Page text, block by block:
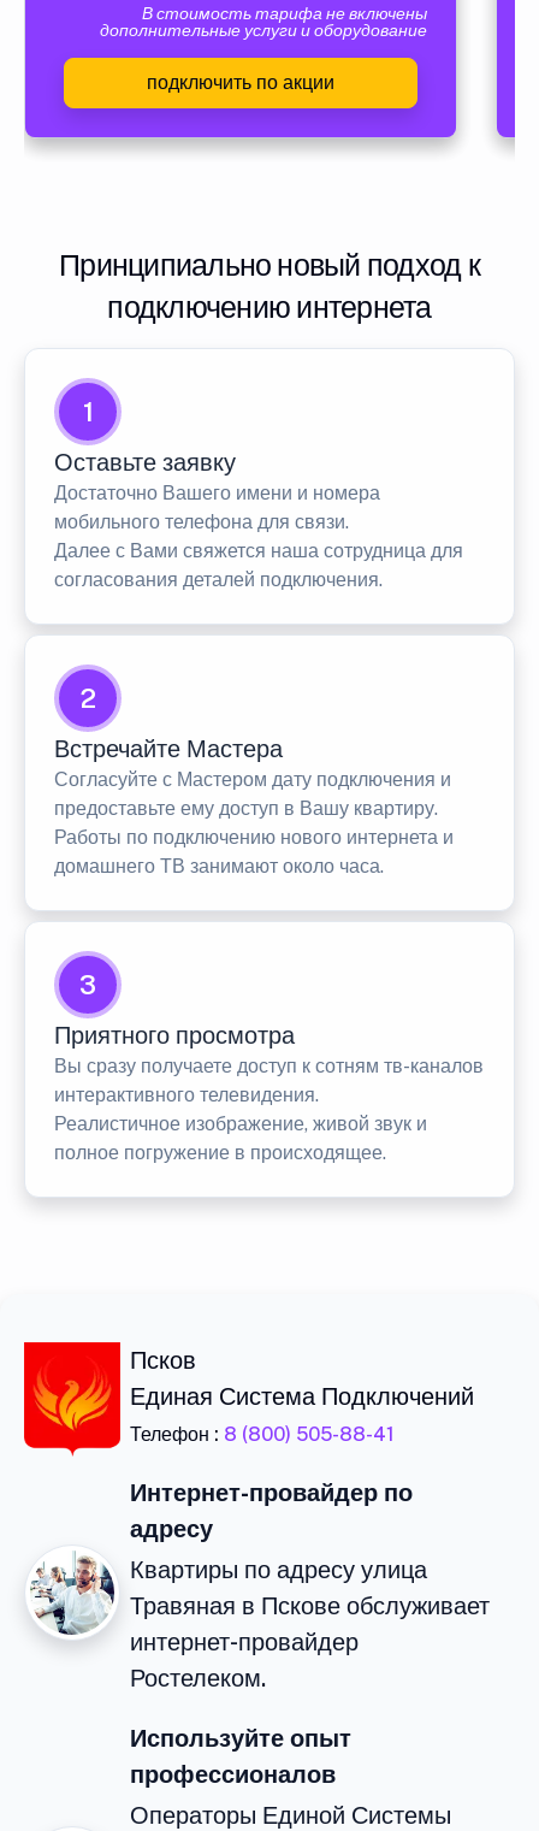
В стоимость тарифа не включены
дополнительные услуги и оборудование
подключить по акции
Принципиально новый подход к
подключению интернета
1
Оставьте заявку
Достаточно Вашего имени и номера
мобильного телефона для связи.
Далее с Вами свяжется наша сотрудница для
согласования деталей подключения.
2
Встречайте Мастера
Согласуйте с Мастером дату подключения и
предоставьте ему доступ в Вашу квартиру.
Работы по подключению нового интернета и
домашнего ТВ занимают около часа.
3
Приятного просмотра
Вы сразу получаете доступ к сотням тв-каналов
интерактивного телевидения.
Реалистичное изображение, живой звук и
полное погружение в происходящее.
Псков
Единая Система Подключений
Телефон : 8 (800) 505-88-41
Интернет-провайдер по
адресу
Квартиры по адресу улица
Травяная в Пскове обслуживает
интернет-провайдер
Ростелеком.
Используйте опыт
профессионалов
Операторы Единой Системы